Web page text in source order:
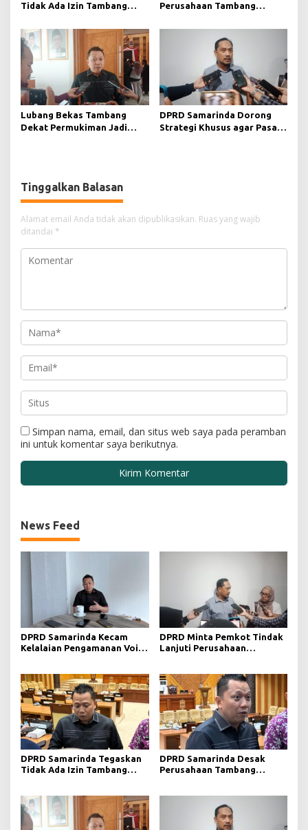
Tidak Ada Izin Tambang
Perusahaan Tambang
Pascatambang
Lubang Bekas Tambang
Dekat Permukiman Jadi
DPRD Samarinda Dorong
Strategi Khusus agar Pasar
Tinggalkan Balasan
Alamat email Anda tidak akan dipublikasikan. Ruas yang wajib
ditandai *
Simpan nama, email, dan situs web saya pada peramban
ini untuk komentar saya berikutnya.
News Feed
DPRD Samarinda Kecam
Kelalaian Pengamanan Void
DPRD Minta Pemkot Tindak
Lanjuti Perusahaan
DPRD Samarinda Tegaskan
Tidak Ada Izin Tambang
DPRD Samarinda Desak
Perusahaan Tambang